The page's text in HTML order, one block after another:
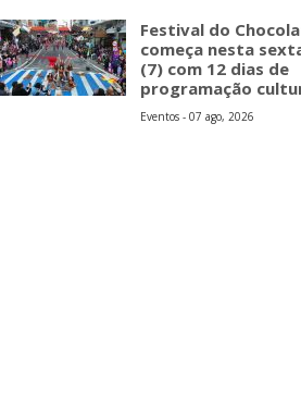
Festival do
começa nesta
(7) com 12 dias de
programação
Eventos - 07 ago, 2026